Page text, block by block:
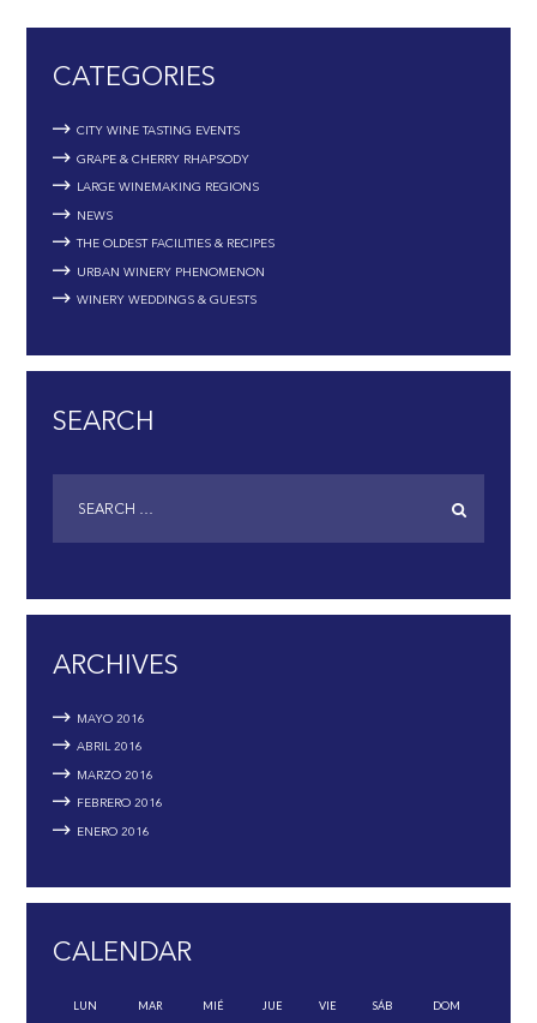
CATEGORIES
CITY WINE TASTING EVENTS
GRAPE & CHERRY RHAPSODY
LARGE WINEMAKING REGIONS
NEWS
THE OLDEST FACILITIES & RECIPES
URBAN WINERY PHENOMENON
WINERY WEDDINGS & GUESTS
SEARCH
ARCHIVES
MAYO2016
ABRIL2016
MARZO2016
FEBRERO2016
ENERO2016
CALENDAR
LUN MAR MIÉ JUE VIE SÁB DOM